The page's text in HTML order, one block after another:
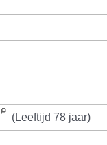
(Leeftijd 78 jaar)